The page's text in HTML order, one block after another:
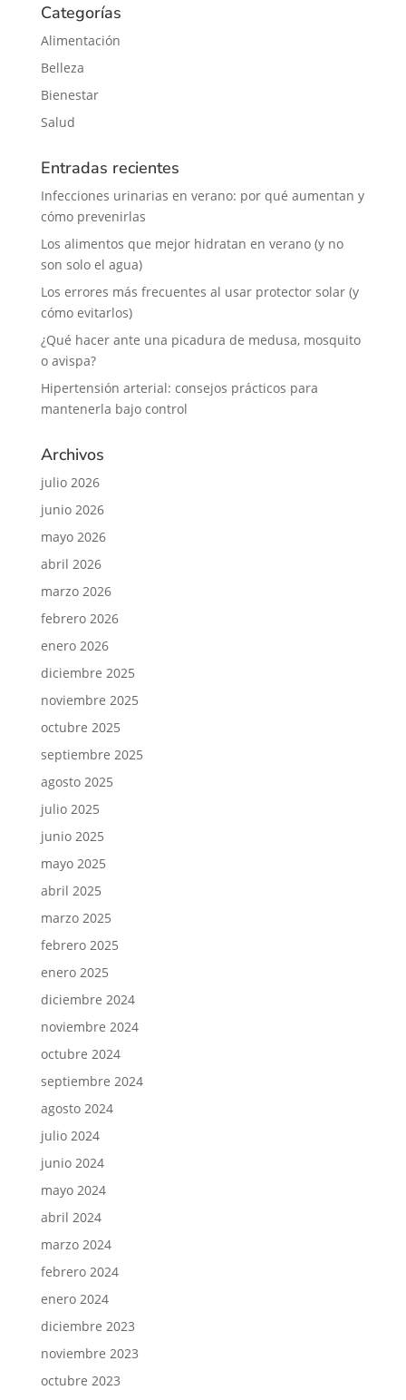
Categorías
Alimentación
Belleza
Bienestar
Salud
Entradas recientes
Infecciones urinarias en verano: por qué aumentan y
cómo prevenirlas
Los alimentos que mejor hidratan en verano (y no
son solo el agua)
Los errores más frecuentes al usar protector solar (y
cómo evitarlos)
¿Qué hacer ante una picadura de medusa, mosquito
o avispa?
Hipertensión arterial: consejos prácticos para
mantenerla bajo control
Archivos
julio 2026
junio 2026
mayo 2026
abril 2026
marzo 2026
febrero 2026
enero 2026
diciembre 2025
noviembre 2025
octubre 2025
septiembre 2025
agosto 2025
julio 2025
junio 2025
mayo 2025
abril 2025
marzo 2025
febrero 2025
enero 2025
diciembre 2024
noviembre 2024
octubre 2024
septiembre 2024
agosto 2024
julio 2024
junio 2024
mayo 2024
abril 2024
marzo 2024
febrero 2024
enero 2024
diciembre 2023
noviembre 2023
octubre 2023